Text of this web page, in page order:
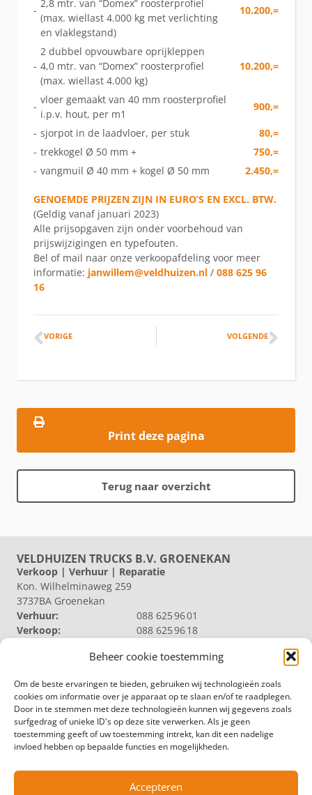
Beheer cookie toestemming
Om de beste ervaringen te bieden, gebruiken wij technologieën zoals
cookies om informatie over je apparaat op te slaan en/of te raadplegen.
Door in te stemmen met deze technologieën kunnen wij gegevens zoals
surfgedrag of unieke ID's op deze site verwerken. Als je geen
toestemming geeft of uw toestemming intrekt, kan dit een nadelige
invloed hebben op bepaalde functies en mogelijkheden.
Accepteren
-
2,8 mtr. van “Domex” roosterprofiel
(max. wiellast 4.000 kg met verlichting
en vlaklegstand)
10.200,=
-
2 dubbel opvouwbare oprijkleppen
4,0 mtr. van “Domex” roosterprofiel
(max. wiellast 4.000 kg)
10.200,=
-
vloer gemaakt van 40 mm roosterprofiel
i.p.v. hout, per m1
900,=
- sjorpot in de laadvloer, per stuk
80,=
- trekkogel Ø 50 mm +
750,=
- vangmuil Ø 40 mm + kogel Ø 50 mm 2.450,=
GENOEMDE PRIJZEN ZIJN IN EURO’S EN EXCL. BTW.
(Geldig vanaf januari 2023)
Alle prijsopgaven zijn onder voorbehoud van
prijswijzigingen en typefouten.
Bel of mail naar onze verkoopafdeling voor meer
informatie: janwillem@veldhuizen.nl / 088 625 96
16
VOLGENDE
VORIGE
Print deze pagina
Terug naar overzicht
VELDHUIZEN TRUCKS B.V. GROENEKAN
Verkoop | Verhuur | Reparatie
Kon. Wilhelminaweg 259
3737BA Groenekan
Verhuur:
088 625 96 01
Verkoop:
088 625 96 18
088 625 96 00
Productie | Magazijn
Nieuw Loosdrechtsedijk 40
1231 KZ Loosdrecht
Magazijn:
088 625 96 60
Algemeen:
088 625 96 00
VELDHUIZEN TRUCKS B.V. ZWOLLE
Productie